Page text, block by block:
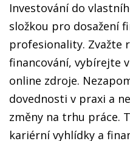
Investování do
složkou pro dosažení
profesionality. Zvažte
financování, vybírejte
online zdroje.
dovednosti v praxi a
změny na trhu práce.
kariérní vyhlídky a